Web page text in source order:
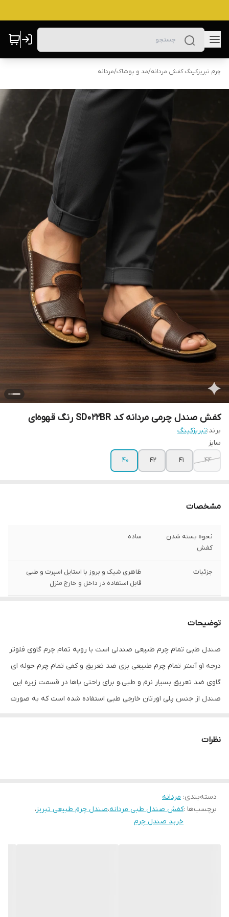
چرم تبریزکینگ کفش مردانه/مد و پوشاک/مردانه
کفش صندل چرمی مردانه کد SD022BR رنگ قهوه‌ای
برند:تبریزکینگ
سایز
44
41
42
40
مشخصات
نحوه بسته شدن
کفش
ساده
جزئیات
ظاهری شیک و بروز با استایل اسپرت و طبی
قابل استفاده در داخل و خارج منزل
کشور مبدا برند ایران
کشور تولید کننده ایران
جنس چرم طبیعی
توضیحات
صندل طبی تمام چرم طبیعی صندلی است با رویه تمام چرم گاوی فلوتر
درجه 1و آستر تمام چرم طبیعی بزی ضد تعریق و کفی تمام چرم حوله ای
گاوی ضد تعریق بسیار نرم و طبی.و برای راحتی پاها در قسمت زیره این
صندل از جنس پلی اورتان خارجی طبی استفاده شده است که به صورت
سایز کوچک تر انتخاب کنید .
نظرات
دسته‌بندی: مردانه
برچسب‌ها :کفش صندل طبی مردانه،صندل چرم طبیعی تبریز،
خرید صندل چرم